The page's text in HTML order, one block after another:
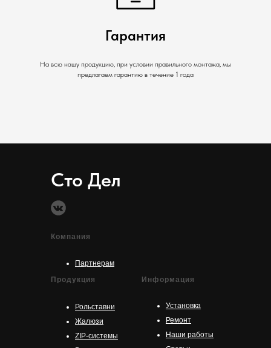
Гарантия
На всю нашу продукцию, при условии правильного монтажа, мы
предлагаем гарантию в течение 1 года
Компания
Партнерам
Продукция
Рольставни
Жалюзи
ZIP-системы
Информация
Установка
Ремонт
Наши работы
Сто Дел